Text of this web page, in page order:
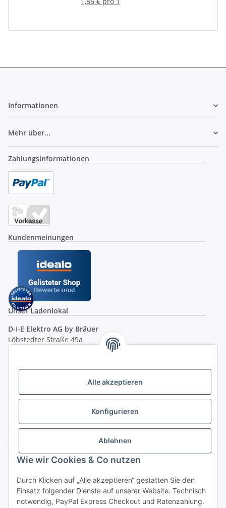
Alle akzeptieren
Konfigurieren
Ablehnen
Wie wir Cookies & Co nutzen
Durch Klicken auf „Alle akzeptieren“ gestatten Sie den
Einsatz folgender Dienste auf unserer Website: Technisch
notwendig, PayPal Express Checkout und Ratenzahlung.
Informationen
Mehr über...
Zahlungsinformationen
Kundenmeinungen
Unser Ladenlokal
D-I-E Elektro AG by Bräuer
Löbstedter Straße 49a
( siehe Google-Maps )
Öffnungszeiten:
10.00 - 18.00 Uhr
Ladenpreis versus Internetpreis
Vertrag widerrufen
05.00 - 21.30 Uhr | Freitag: 05.00 - 18.00 Uhr | Samstag: 09.00
- 12.00 Uhr (0,49€ je angef. Minute) oder per E-Mail über
unserKontaktformular